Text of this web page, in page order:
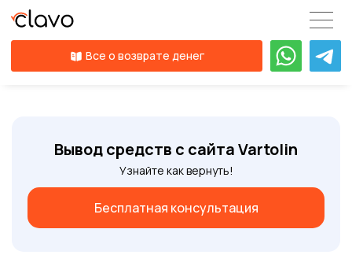
Все о возврате денег
Вывод средств с сайта Vartolin
Узнайте как вернуть!
Бесплатная консультация